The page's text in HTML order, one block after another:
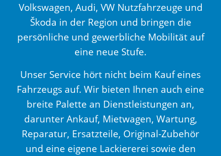
Volkswagen, Audi, VW Nutzfahrzeuge und
Škoda in der Region und bringen die
persönliche und gewerbliche Mobilität auf
eine neue Stufe.
Unser Service hört nicht beim Kauf eines
Fahrzeugs auf. Wir bieten Ihnen auch eine
breite Palette an Dienstleistungen an,
darunter Ankauf, Mietwagen, Wartung,
Reparatur, Ersatzteile, Original-Zubehör
und eine eigene Lackiererei sowie den